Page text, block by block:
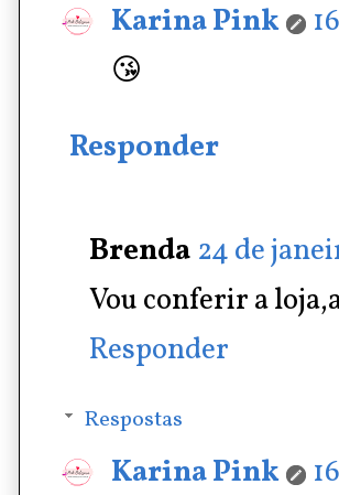
Karina Pink
😘
Responder
Brenda 24 de
Vou conferir a
Responder
Respostas
Karina Pink